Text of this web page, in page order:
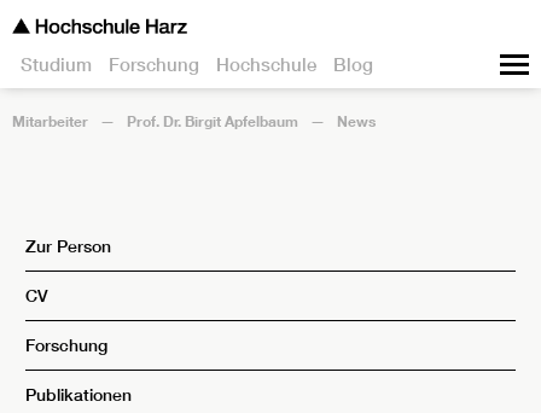
Studium Forschung Hochschule Blog
Mitarbeiter Prof. Dr. Birgit Apfelbaum News
Zur Person
CV
Forschung
Publikationen